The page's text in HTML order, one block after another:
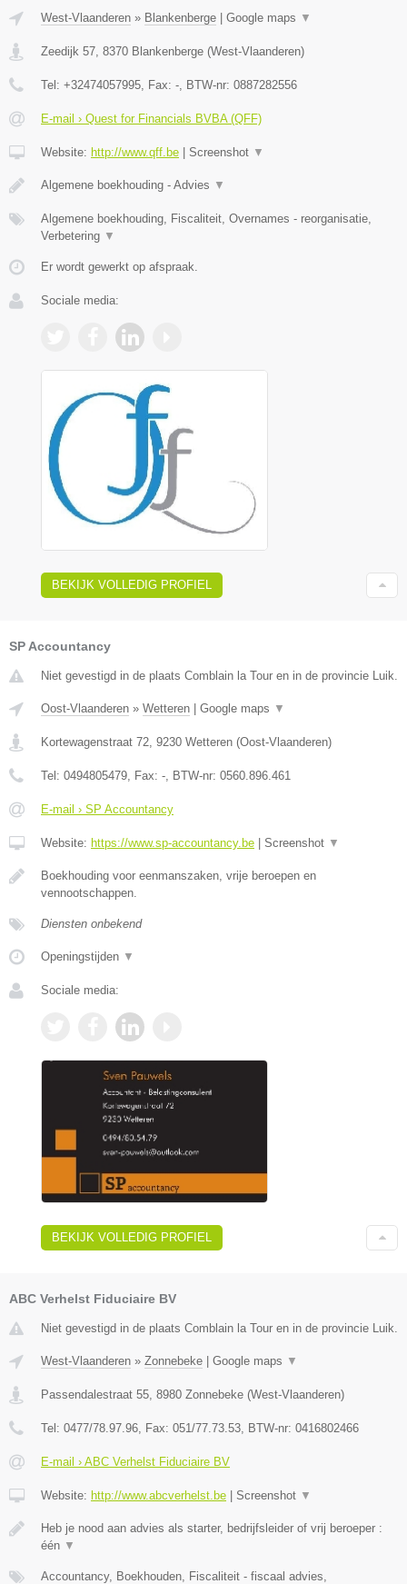
West-Vlaanderen » Blankenberge Google maps ▼
Zeedijk 57, 8370 Blankenberge (West-Vlaanderen)
Tel: +32474057995, Fax: -, BTW-nr: 0887282556
E-mail › Quest for Financials BVBA (QFF)
Website: http://www.qff.be Screenshot ▼
Algemene boekhouding - Advies ▼
Algemene boekhouding, Fiscaliteit, Overnames - reorganisatie,
Verbetering ▼
Er wordt gewerkt op afspraak.
Sociale media:
BEKIJK VOLLEDIG PROFIEL
SP Accountancy
Niet gevestigd in de plaats Comblain la Tour en in de provincie Luik.
Oost-Vlaanderen » Wetteren Google maps ▼
Kortewagenstraat 72 9230 Wetteren (Oost-Vlaanderen)
Tel: 0494805479 , Fax: - , BTW-nr: 0560.896.461
E-mail › SP Accountancy
Website: https://www.sp-accountancy.be Screenshot ▼
Boekhouding voor eenmanszaken, vrije beroepen en
vennootschappen.
Diensten onbekend
Openingstijden ▼
Sociale media:
BEKIJK VOLLEDIG PROFIEL
ABC Verhelst Fiduciaire BV
Niet gevestigd in de plaats Comblain la Tour en in de provincie Luik.
West-Vlaanderen » Zonnebeke | Google maps ▼
Passendalestraat 55 8980 Zonnebeke (West-Vlaanderen)
Tel: 0477/78.97.96 , Fax: 051/77.73.53 , BTW-nr: 0416802466
E-mail › ABC Verhelst Fiduciaire BV
Website: http://www.abcverhelst.be | Screenshot ▼
Heb je nood aan advies als starter, bedrijfsleider of vrij beroeper :
één ▼
Accountancy, Boekhouden, Fiscaliteit - fiscaal advies,